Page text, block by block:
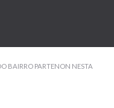
BAIRRO PARTENON NESTA